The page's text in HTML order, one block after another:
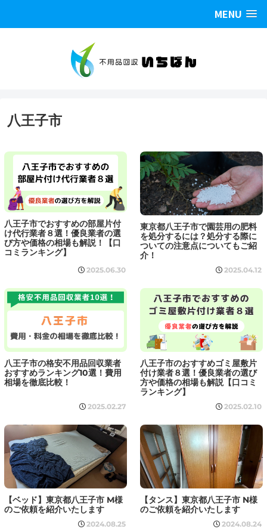
MENU
八王子市
八王子市でおすすめの部屋片付
け代行業者８選！優良業者の選
び方や価格の相場も解説！【口
コミランキング】
2025.06.30
東京都八王子市で園芸用の肥料
を処分するには？処分する際に
ついての注意点についてもご紹
介！
2025.04.12
八王子市の格安不用品回収業者
おすすめランキング10選！費用
相場を徹底比較！
2025.02.27
八王子市のおすすめゴミ屋敷片
付け業者８選！優良業者の選び
方や価格の相場も解説【口コミ
ランキング】
2025.02.10
【ベッド】東京都八王子市 M様
のご依頼を紹介いたします
2024.08.25
【タンス】東京都八王子市 N様
のご依頼を紹介いたします
2024.08.24